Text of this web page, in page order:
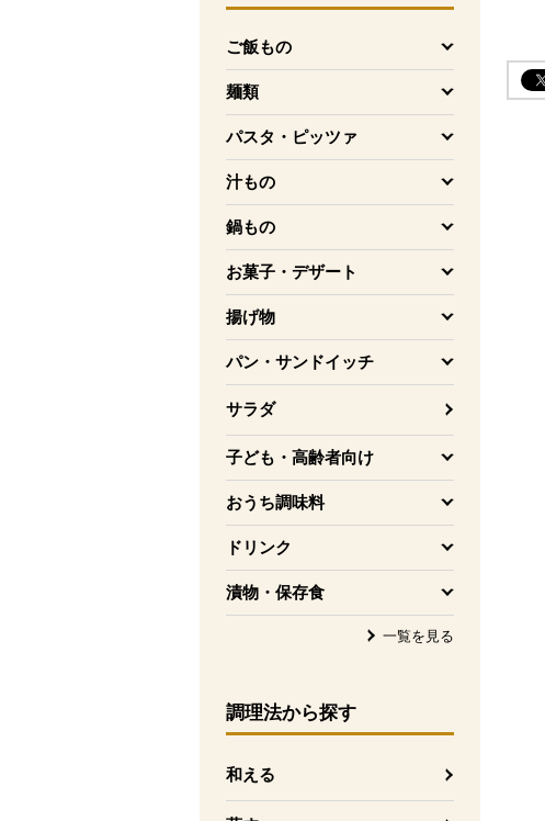
ご飯もの
を開く
麺類
を開く
パスタ・ピッツァ
を開く
汁もの
を開く
鍋もの
を開く
お菓子・デザート
を開く
揚げ物
を開く
パン・サンドイッチ
を開く
サラダ
子ども・高齢者向け
を開く
おうち調味料
を開く
ドリンク
を開く
漬物・保存食
を開く
一覧を見る
調理法から探す
和える